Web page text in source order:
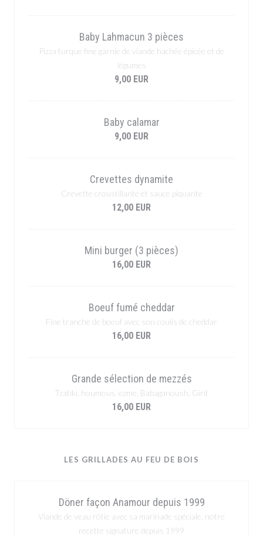
Baby Lahmacun 3 pièces
Pizza turque fine garnie de viande hachée épicée et de
légumes
9,00 EUR
Baby calamar
9,00 EUR
Crevettes dynamite
Crevette croustillante et sauce piquante
12,00 EUR
Mini burger (3 pièces)
16,00 EUR
Boeuf fumé cheddar
Fine tranche de boeuf avec son coulis de cheddar
16,00 EUR
Grande sélection de mezzés
Tzatiki, houmous, ezme, Babaganoush, Girit
16,00 EUR
LES GRILLADES AU FEU DE BOIS
Döner façon Anamour depuis 1999
Viande de veau rôtie avec sa marinade spéciale, notre
recette signature depuis 1999